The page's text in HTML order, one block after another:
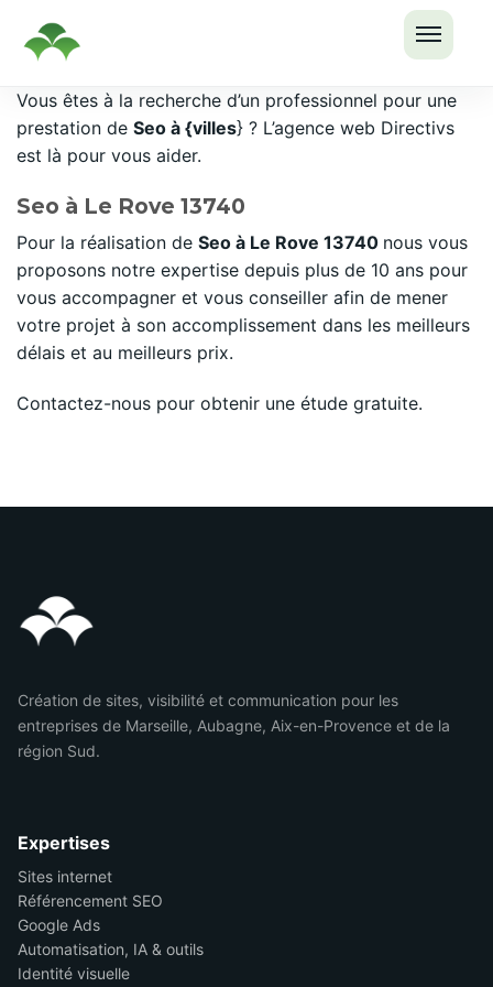
LE
Passer
au
contenu
Vous êtes à la recherche d’un professionnel pour une
prestation de Seo à {villes} ? L’agence web Directivs
est là pour vous aider.
Seo à Le Rove 13740
Pour la réalisation de Seo à Le Rove 13740 nous vous
proposons notre expertise depuis plus de 10 ans pour
vous accompagner et vous conseiller afin de mener
votre projet à son accomplissement dans les meilleurs
délais et au meilleurs prix.
Contactez-nous pour obtenir une étude gratuite.
Création de sites, visibilité et communication pour les
entreprises de Marseille, Aubagne, Aix-en-Provence et de la
région Sud.
Expertises
Sites internet
Référencement SEO
Google Ads
Automatisation, IA & outils
Identité visuelle